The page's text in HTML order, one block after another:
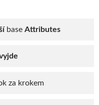
base Attributes
za krokem